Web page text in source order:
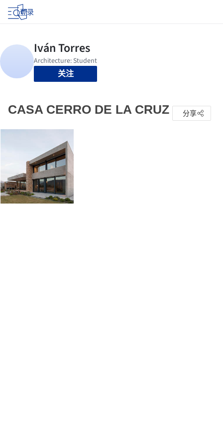
登录
关注
CASA CERRO DE LA CRUZ 分享